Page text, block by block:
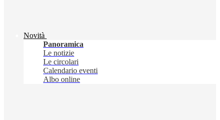
Novità
Panoramica
Le notizie
Le circolari
Calendario eventi
Albo online